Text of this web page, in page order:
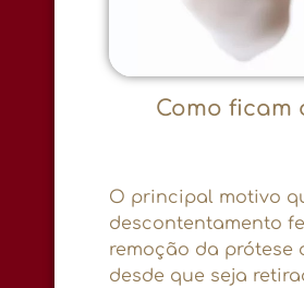
Como ficam
O principal motivo
descontentamento
remoção da prótese
desde que seja